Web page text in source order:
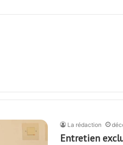
La rédaction
Entretien